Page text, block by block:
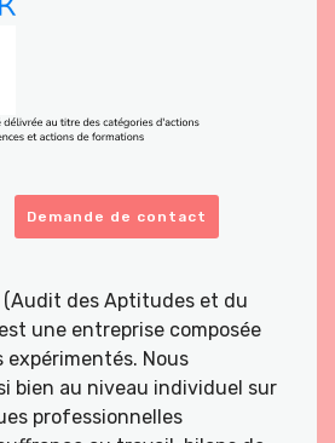
Demande de contact
(Audit des Aptitudes et du
une entreprise composée
expérimentés. Nous
bien au niveau individuel sur
professionnelles